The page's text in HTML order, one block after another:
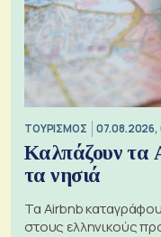
ΤΟΥΡΙΣΜΟΣ 07.08.2026,
Καλπάζουν τα
τα νησιά
Τα Airbnb
στους ελληνικούς